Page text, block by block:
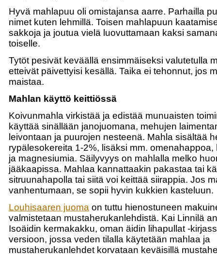
Hyvä mahlapuu oli omistajansa aarre. Parhailla
nimet kuten lehmillä. Toisen mahlapuun
sakkoja ja joutua vielä luovuttamaan kaksi
toiselle.
Tytöt pesivät keväällä ensimmäiseksi valutetulla
etteivät päivettyisi kesällä. Taika ei tehonnut, jos
maistaa.
Mahlan käyttö keittiössä
Koivunmahla virkistää ja edistää munuaisten
käyttää sinällään janojuomana, mehujen
leivontaan ja puurojen nesteenä. Mahla sisältää
rypälesokereita 1-2%, lisäksi mm.
ja magnesiumia. Säilyvyys on mahlalla melko
jääkaapissa. Mahlaa kannattaakin pakastaa tai
sitruunahapolla tai siitä voi keittää siirappia. Jos
vanhentumaan, se sopii hyvin kukkien kasteluun.
Louhisaaren juoma on tuttu hienostuneen
valmistetaan mustaherukanlehdistä. Kai Linnilä
Isoäidin kermakakku, oman äidin lihapullat -
versioon, jossa veden tilalla käytetään mahlaa ja
mustaherukanlehdet korvataan keväisillä